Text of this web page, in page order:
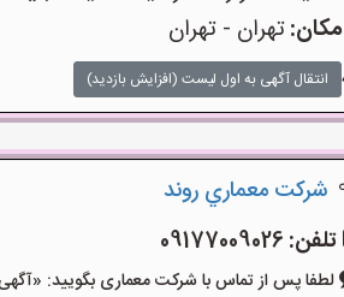
مکان:تهران - تهران
انتقال آگهی به اول لیست (افزایش بازدید)
شركت معماري روند
تلفن: 09177009026
لطفا پس از تماس با شرکت معماری بگویید: «آگهی شما را